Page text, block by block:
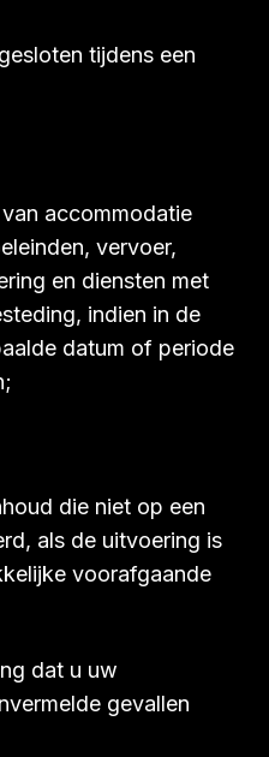
tijdens een
accommodatie
vervoer,
en diensten met
indien in de
datum of periode
die niet op een
als de uitvoering is
voorafgaande
dat u uw
gevallen